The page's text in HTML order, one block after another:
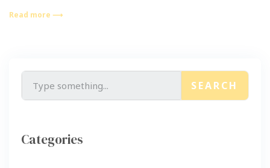
Read more ⟶
SEARCH
Categories